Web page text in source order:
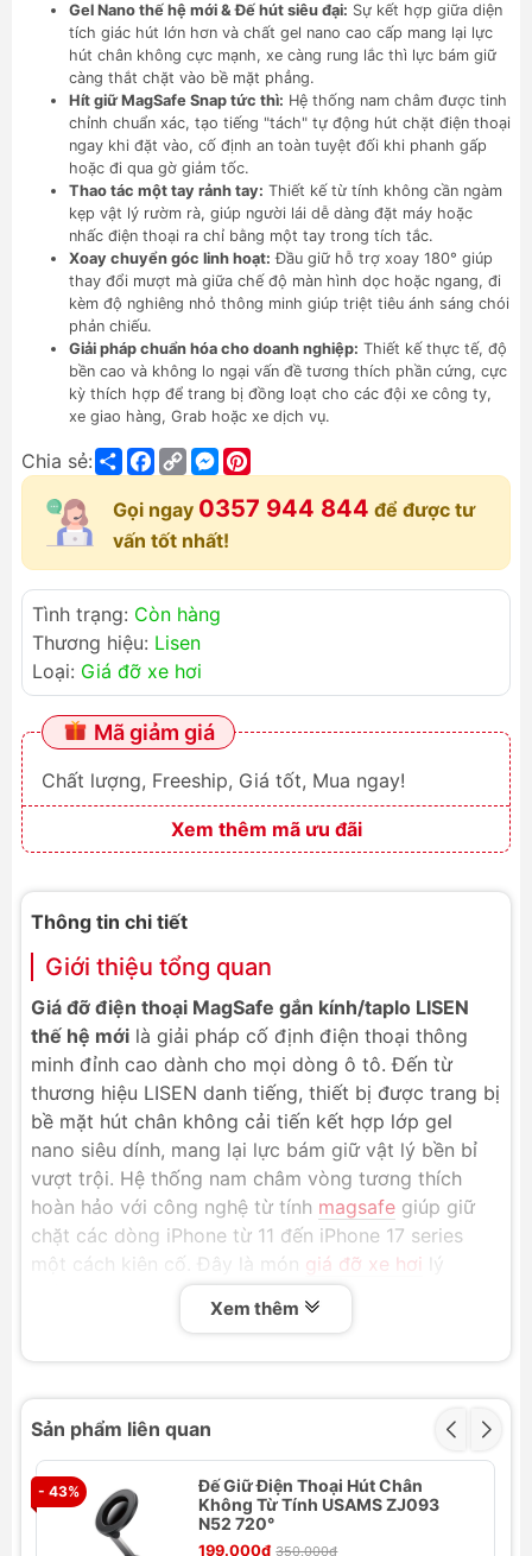
Gel Nano thế hệ mới & Đế hút siêu đại: Sự kết hợp giữa diện
tích giác hút lớn hơn và chất gel nano cao cấp mang lại lực
hút chân không cực mạnh, xe càng rung lắc thì lực bám giữ
càng thắt chặt vào bề mặt phẳng.
Hít giữ MagSafe Snap tức thì: Hệ thống nam châm được tinh
chỉnh chuẩn xác, tạo tiếng "tách" tự động hút chặt điện thoại
ngay khi đặt vào, cố định an toàn tuyệt đối khi phanh gấp
hoặc đi qua gờ giảm tốc.
Thao tác một tay rảnh tay: Thiết kế từ tính không cần ngàm
kẹp vật lý rườm rà, giúp người lái dễ dàng đặt máy hoặc
nhấc điện thoại ra chỉ bằng một tay trong tích tắc.
Xoay chuyển góc linh hoạt: Đầu giữ hỗ trợ xoay 180° giúp
thay đổi mượt mà giữa chế độ màn hình dọc hoặc ngang, đi
kèm độ nghiêng nhỏ thông minh giúp triệt tiêu ánh sáng chói
phản chiếu.
Giải pháp chuẩn hóa cho doanh nghiệp: Thiết kế thực tế, độ
bền cao và không lo ngại vấn đề tương thích phần cứng, cực
kỳ thích hợp để trang bị đồng loạt cho các đội xe công ty,
xe giao hàng, Grab hoặc xe dịch vụ.
Chia sẻ: ShareFacebook
Copy
Link
Messenger
Gọi ngay 0357 944 844 để được tư
vấn tốt nhất!
Tình trạng: Còn hàng
Thương hiệu: Lisen
Loại: Giá đỡ xe hơi
Mã giảm giá
Chất lượng, Freeship, Giá tốt, Mua ngay!
Xem thêm mã ưu đãi
Thông tin chi tiết
Giới thiệu tổng quan
Giá đỡ điện thoại MagSafe gắn kính/taplo LISEN
thế hệ mới là giải pháp cố định điện thoại thông
minh đỉnh cao dành cho mọi dòng ô tô. Đến từ
thương hiệu LISEN danh tiếng, thiết bị được trang bị
bề mặt hút chân không cải tiến kết hợp lớp gel
nano siêu dính, mang lại lực bám giữ vật lý bền bỉ
vượt trội. Hệ thống nam châm vòng tương thích
hoàn hảo với công nghệ từ tính magsafe giúp giữ
chặt các dòng iPhone từ 11 đến iPhone 17 series
một cách kiên cố. Đây là món giá đỡ xe hơi lý
tưởng cho các tài xế cá nhân, xe dịch vụ và đội xe
doanh nghiệp, giúp tối ưu hóa tầm nhìn bản đồ và
Tính năng nổi bật
Gel Nano thế hệ mới & Đế hút siêu đại:
Sự kết
hợp giữa diện tích giác hút lớn hơn và chất gel
nano cao cấp mang lại lực hút chân không cực
mạnh, xe càng rung lắc thì lực bám giữ càng
thắt chặt vào bề mặt phẳng.
Xem thêm
Sản phẩm liên quan
- 43%
Đế Giữ Điện Thoại Hút Chân
Không Từ Tính USAMS ZJ093
N52 720°
199.000₫ 350.000₫